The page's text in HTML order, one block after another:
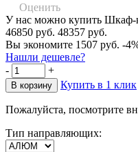
Оценить
У нас можно купить Шкаф-
46850 руб. 48357 руб.
Вы экономите 1507 руб. -
Нашли дешевле?
-
+
Купить в 1 клик
Пожалуйста, посмотрите
Тип направляющих: